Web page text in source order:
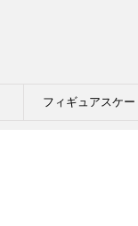
フィギュアスケー